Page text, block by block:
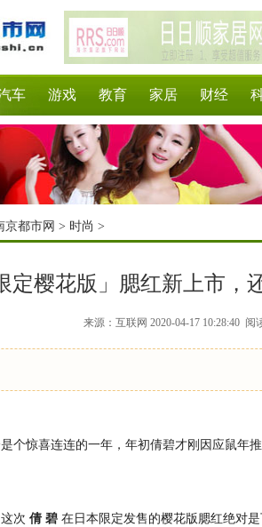
车 游戏 教育 家居 财经
京都市网 > 时尚 >
定樱花版」腮红新上市，
来源：互联网 2020-04-17 10:28:40 阅
个惊喜连连的一年，年初倩碧才刚因应鼠年
次 倩 碧 在日本限定发售的樱花版腮红绝对